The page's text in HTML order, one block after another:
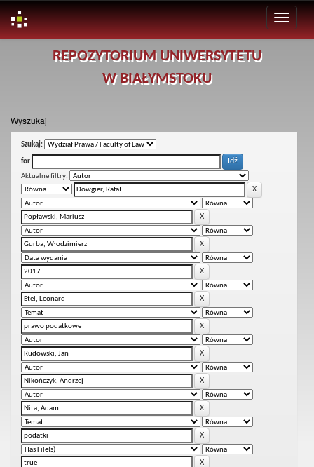
REPOZYTORIUM UNIWERSYTETU
W BIAŁYMSTOKU
Wyszukaj
Szukaj:
for
Aktualne filtry: